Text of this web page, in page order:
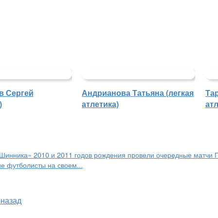
Сергей
Андрианова Татьяна (легкая
атлетика)
2010 и 2011 годов рождения провели очередные
футболисты на своем...